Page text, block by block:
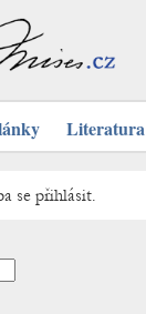
Literatura
se přihlásit.